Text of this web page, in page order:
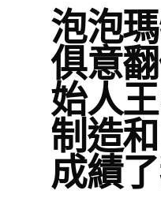
泡泡
俱意
始人
制造
成績